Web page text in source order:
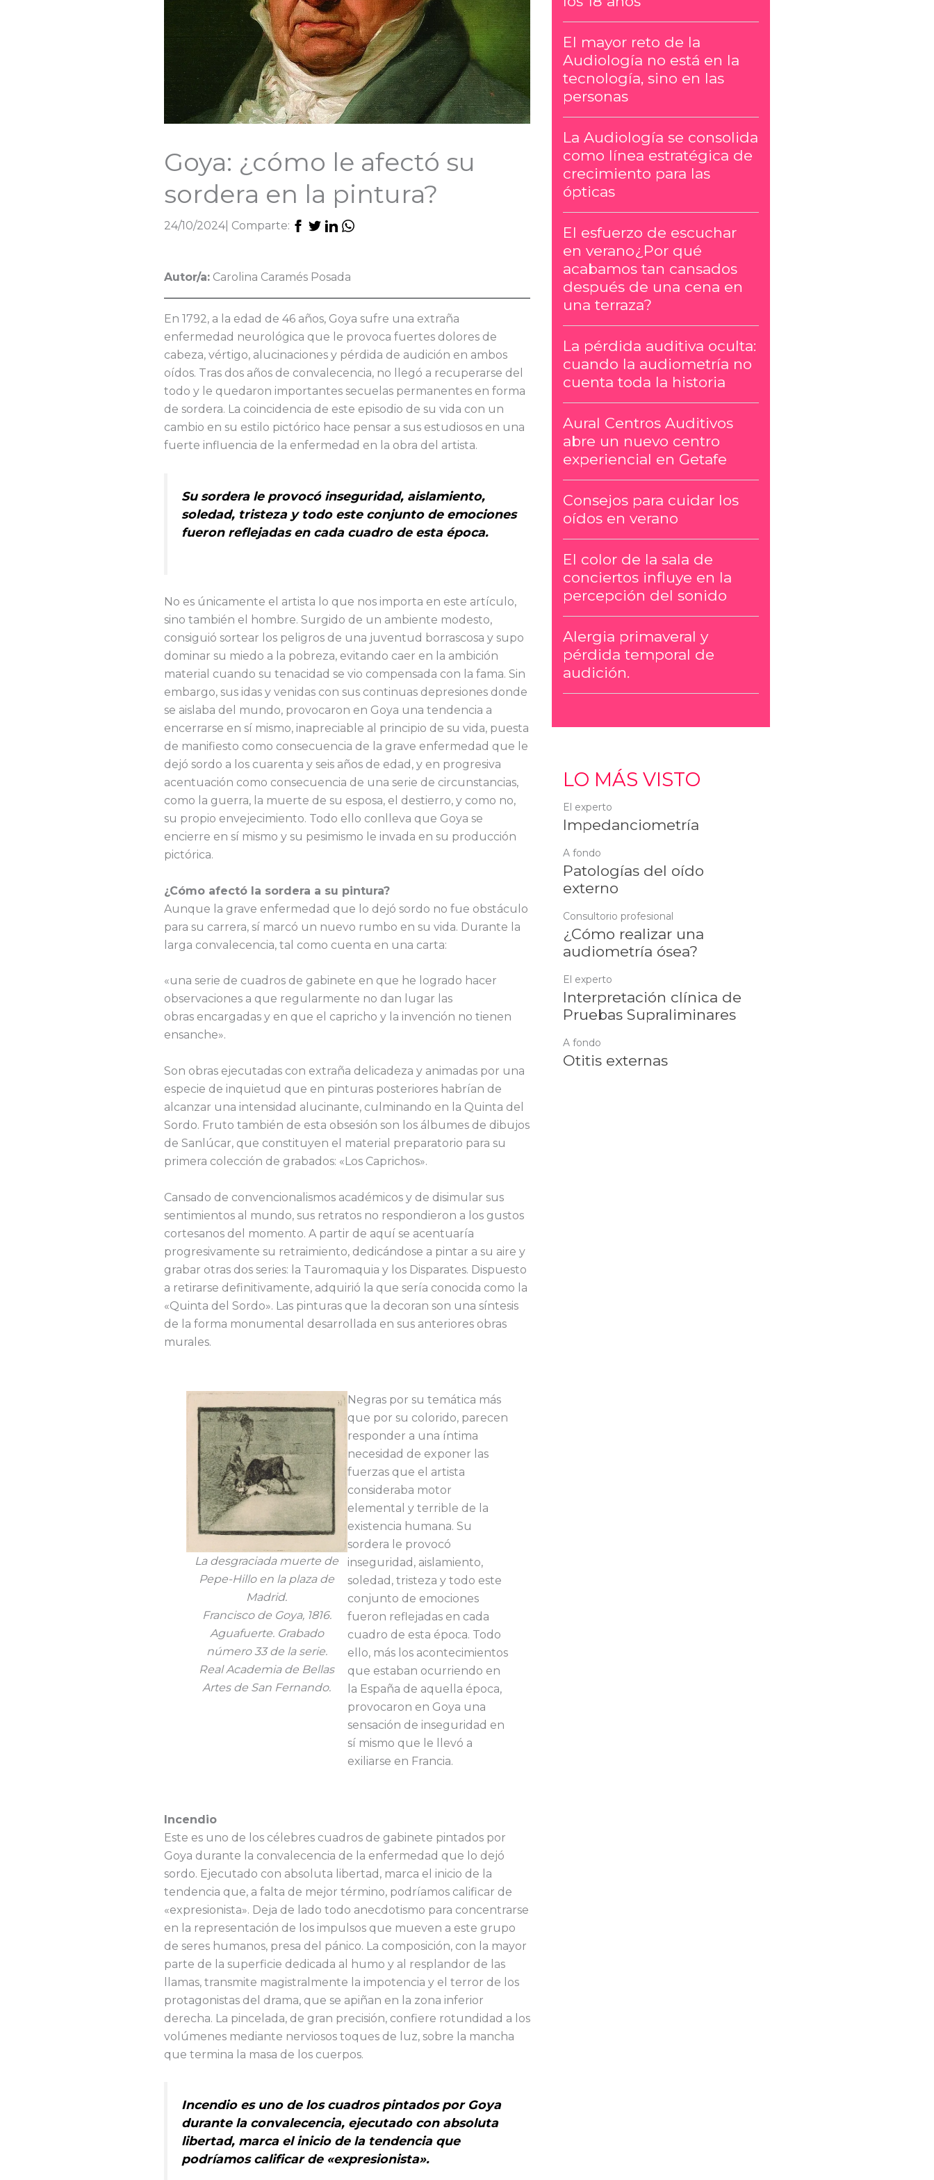
Goya: ¿cómo le afectó su
sordera en la pintura?
24/10/2024| Comparte:
Autor/a: Carolina Caramés Posada
En 1792, a la edad de 46 años, Goya sufre una extraña
enfermedad neurológica que le provoca fuertes dolores de
cabeza, vértigo, alucinaciones y pérdida de audición en ambos
oídos. Tras dos años de convalecencia, no llegó a recuperarse del
todo y le quedaron importantes secuelas permanentes en forma
de sordera. La coincidencia de este episodio de su vida con un
cambio en su estilo pictórico hace pensar a sus estudiosos en una
fuerte influencia de la enfermedad en la obra del artista.
Su sordera le provocó inseguridad, aislamiento,
soledad, tristeza y todo este conjunto de emociones
fueron reflejadas en cada cuadro de esta época.
No es únicamente el artista lo que nos importa en este artículo,
sino también el hombre. Surgido de un ambiente modesto,
consiguió sortear los peligros de una juventud borrascosa y supo
dominar su miedo a la pobreza, evitando caer en la ambición
material cuando su tenacidad se vio compensada con la fama. Sin
embargo, sus idas y venidas con sus continuas depresiones donde
se aislaba del mundo, provocaron en Goya una tendencia a
encerrarse en sí mismo, inapreciable al principio de su vida, puesta
de manifiesto como consecuencia de la grave enfermedad que le
dejó sordo a los cuarenta y seis años de edad, y en progresiva
acentuación como consecuencia de una serie de circunstancias,
como la guerra, la muerte de su esposa, el destierro, y como no,
su propio envejecimiento. Todo ello conlleva que Goya se
encierre en sí mismo y su pesimismo le invada en su producción
pictórica.
¿Cómo afectó la sordera a su pintura?
Aunque la grave enfermedad que lo dejó sordo no fue obstáculo
para su carrera, sí marcó un nuevo rumbo en su vida. Durante la
larga convalecencia, tal como cuenta en una carta:
«una serie de cuadros de gabinete en que he logrado hacer
observaciones a que regularmente no dan lugar las
obras encargadas y en que el capricho y la invención no tienen
ensanche».
Son obras ejecutadas con extraña delicadeza y animadas por una
especie de inquietud que en pinturas posteriores habrían de
alcanzar una intensidad alucinante, culminando en la Quinta del
Sordo. Fruto también de esta obsesión son los álbumes de dibujos
de Sanlúcar, que constituyen el material preparatorio para su
primera colección de grabados: «Los Caprichos».
Cansado de convencionalismos académicos y de disimular sus
sentimientos al mundo, sus retratos no respondieron a los gustos
cortesanos del momento. A partir de aquí se acentuaría
progresivamente su retraimiento, dedicándose a pintar a su aire y
grabar otras dos series: la Tauromaquia y los Disparates. Dispuesto
a retirarse definitivamente, adquirió la que sería conocida como la
«Quinta del Sordo». Las pinturas que la decoran son una síntesis
de la forma monumental desarrollada en sus anteriores obras
murales.
La desgraciada muerte de
Pepe-Hillo en la plaza de
Madrid.
Francisco de Goya, 1816.
Aguafuerte. Grabado
número 33 de la serie.
Real Academia de Bellas
Artes de San Fernando.
Negras por su temática más
que por su colorido, parecen
responder a una íntima
necesidad de exponer las
fuerzas que el artista
consideraba motor
elemental y terrible de la
existencia humana. Su
sordera le provocó
inseguridad, aislamiento,
soledad, tristeza y todo este
conjunto de emociones
fueron reflejadas en cada
cuadro de esta época. Todo
ello, más los acontecimientos
que estaban ocurriendo en
la España de aquella época,
provocaron en Goya una
sensación de inseguridad en
sí mismo que le llevó a
exiliarse en Francia.
Incendio
Este es uno de los célebres cuadros de gabinete pintados por
Goya durante la convalecencia de la enfermedad que lo dejó
sordo. Ejecutado con absoluta libertad, marca el inicio de la
tendencia que, a falta de mejor término, podríamos calificar de
«expresionista». Deja de lado todo anecdotismo para concentrarse
en la representación de los impulsos que mueven a este grupo
de seres humanos, presa del pánico. La composición, con la mayor
parte de la superficie dedicada al humo y al resplandor de las
llamas, transmite magistralmente la impotencia y el terror de los
protagonistas del drama, que se apiñan en la zona inferior
derecha. La pincelada, de gran precisión, confiere rotundidad a los
volúmenes mediante nerviosos toques de luz, sobre la mancha
que termina la masa de los cuerpos.
Incendio es uno de los cuadros pintados por Goya
durante la convalecencia, ejecutado con absoluta
libertad, marca el inicio de la tendencia que
podríamos calificar de «expresionista».
El mayor reto de la
Audiología no está en la
tecnología, sino en las
personas
La Audiología se consolida
como línea estratégica de
crecimiento para las
ópticas
El esfuerzo de escuchar
en verano¿Por qué
acabamos tan cansados
después de una cena en
una terraza?
La pérdida auditiva oculta:
cuando la audiometría no
cuenta toda la historia
Aural Centros Auditivos
abre un nuevo centro
experiencial en Getafe
Consejos para cuidar los
oídos en verano
El color de la sala de
conciertos influye en la
percepción del sonido
Alergia primaveral y
pérdida temporal de
audición.
LO MÁS VISTO
El experto
Impedanciometría
A fondo
Patologías del oído
externo
Consultorio profesional
¿Cómo realizar una
audiometría ósea?
El experto
Interpretación clínica de
Pruebas Supraliminares
A fondo
Otitis externas